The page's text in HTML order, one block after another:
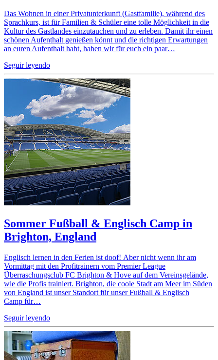
Das Wohnen in einer Privatunterkunft (Gastfamilie), während des
Sprachkurs, ist für Familien & Schüler eine tolle Möglichkeit in die
Kultur des Gastlandes einzutauchen und zu erleben. Damit ihr einen
schönen Aufenthalt genießen könnt und die richtigen Erwartungen
an euren Aufenthalt habt, haben wir für euch ein paar…
Seguir leyendo
Sommer Fußball & Englisch Camp in
Brighton, England
Englisch lernen in den Ferien ist doof! Aber nicht wenn ihr am
Vormittag mit den Profitrainern vom Premier League
Überraschungsclub FC Brighton & Hove auf dem Vereinsgelände,
wie die Profis trainiert. Brighton, die coole Stadt am Meer im Süden
von England ist unser Standort für unser Fußball & Englisch
Camp für…
Seguir leyendo